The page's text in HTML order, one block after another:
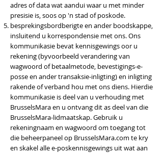
adres of data wat aandui waar u met minder
presisie is, soos op 'n stad of poskode.
besprekingsbordberigte en ander boodskappe,
insluitend u korrespondensie met ons. Ons
kommunikasie bevat kennisgewings oor u
rekening (byvoorbeeld verandering van
wagwoord of betaalmetode, bevestigings-e-
posse en ander transaksie-inligting) en inligting
rakende of verband hou met ons diens. Hierdie
kommunikasie is deel van u verhouding met
BrusselsMara en u ontvang dit as deel van die
BrusselsMara-lidmaatskap. Gebruik u
rekeningnaam en wagwoord om toegang tot
die beheerpaneel op BrusselsMara.com te kry
en skakel alle e-poskennisgewings uit wat aan